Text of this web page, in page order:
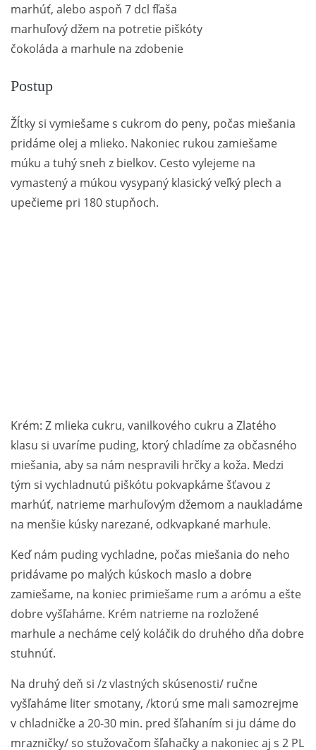
marhúť, alebo aspoň 7 dcl fľaša
marhuľový džem na potretie piškóty
čokoláda a marhule na zdobenie
Postup
Žĺtky si vymiešame s cukrom do peny, počas miešania
pridáme olej a mlieko. Nakoniec rukou zamiešame
múku a tuhý sneh z bielkov. Cesto vylejeme na
vymastený a múkou vysypaný klasický veľký plech a
upečieme pri 180 stupňoch.
Krém: Z mlieka cukru, vanilkového cukru a Zlatého
klasu si uvaríme puding, ktorý chladíme za občasného
miešania, aby sa nám nespravili hrčky a koža. Medzi
tým si vychladnutú piškótu pokvapkáme šťavou z
marhúť, natrieme marhuľovým džemom a naukladáme
na menšie kúsky narezané, odkvapkané marhule.
Keď nám puding vychladne, počas miešania do neho
pridávame po malých kúskoch maslo a dobre
zamiešame, na koniec primiešame rum a arómu a ešte
dobre vyšľaháme. Krém natrieme na rozložené
marhule a necháme celý koláčik do druhého dňa dobre
stuhnúť.
Na druhý deň si /z vlastných skúsenosti/ ručne
vyšľaháme liter smotany, /ktorú sme mali samozrejme
v chladničke a 20-30 min. pred šľahaním si ju dáme do
mrazničky/ so stužovačom šľahačky a nakoniec aj s 2 PL